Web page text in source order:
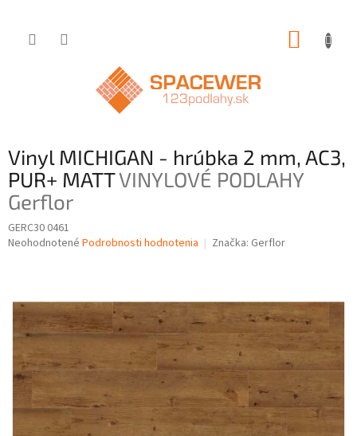
Vinyl MICHIGAN - hrúbka 2 mm, AC3,
PUR+ MATTVINYLOVÉ PODLAHY
Gerflor
GERC30 0461
Priemerné
0,0
hviezdičiek.
Neohodnotené Podrobnosti hodnotenia Značka: Gerflor